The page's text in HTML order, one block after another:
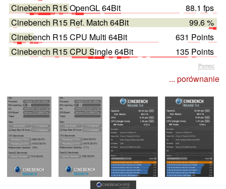
Cinebench R15 OpenGL 64Bit
88.1 fps
Cinebench R15 Ref. Match 64Bit
99.6 %
Cinebench R15 CPU Multi 64Bit
631 Points
Cinebench R15 CPU Single 64Bit
135 Points
Pomoc
... porównanie